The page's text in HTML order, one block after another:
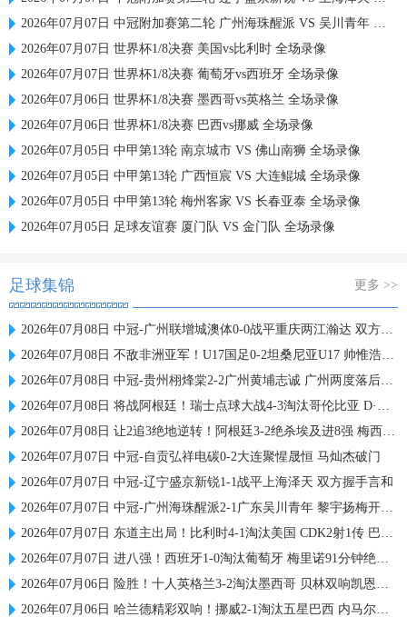
2026年07月07日 中冠附加赛第二轮 广州海珠醒派 VS 吴川青年 全场录像
2026年07月07日 世界杯1/8决赛 美国vs比利时 全场录像
2026年07月07日 世界杯1/8决赛 葡萄牙vs西班牙 全场录像
2026年07月06日 世界杯1/8决赛 墨西哥vs英格兰 全场录像
2026年07月06日 世界杯1/8决赛 巴西vs挪威 全场录像
2026年07月05日 中甲第13轮 南京城市 VS 佛山南狮 全场录像
2026年07月05日 中甲第13轮 广西恒宸 VS 大连鲲城 全场录像
2026年07月05日 中甲第13轮 梅州客家 VS 长春亚泰 全场录像
2026年07月05日 足球友谊赛 厦门队 VS 金门队 全场录像
足球集锦 更多 >>
2026年07月08日 中冠-广州联增城澳体0-0战平重庆两江瀚达 双方握手言和
2026年07月08日 不敌非洲亚军！U17国足0-2坦桑尼亚U17 帅惟浩失良机基津加世界波
2026年07月08日 中冠-贵州栩烽棠2-2广州黄埔志诚 广州两度落后两度扳平
2026年07月08日 将战阿根廷！瑞士点球大战4-3淘汰哥伦比亚 D·桑切斯、库乔失点
2026年07月08日 让2追3绝地逆转！阿根廷3-2绝杀埃及进8强 梅西传射+失点恩佐绝杀
2026年07月07日 中冠-自贡弘祥电碳0-2大连聚惺晟恒 马灿杰破门
2026年07月07日 中冠-辽宁盛京新锐1-1战平上海泽天 双方握手言和
2026年07月07日 中冠-广州海珠醒派2-1广东吴川青年 黎宇扬梅开二度
2026年07月07日 东道主出局！比利时4-1淘汰美国 CDK2射1传 巴洛贡补时被换下
2026年07月07日 进八强！西班牙1-0淘汰葡萄牙 梅里诺91分钟绝杀41岁C罗最后一舞
2026年07月06日 险胜！十人英格兰3-2淘汰墨西哥 贝林双响凯恩点射+送点宽萨直红
2026年07月06日 哈兰德精彩双响！挪威2-1淘汰五星巴西 内马尔点射吉马良斯失点